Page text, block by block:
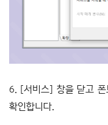
6. [서비스] 창을 닫고 폰
확인합니다.